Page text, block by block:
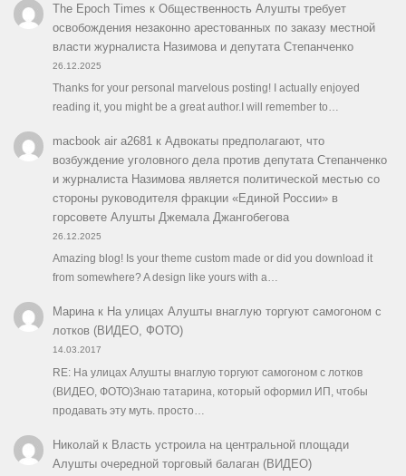
The Epoch Times к Общественность Алушты требует
освобождения незаконно арестованных по заказу местной
власти журналиста Назимова и депутата Степанченко
26.12.2025
Thanks for your personal marvelous posting! I actually enjoyed
reading it, you might be a great author.I will remember to…
macbook air a2681к Адвокаты предполагают, что
возбуждение уголовного дела против депутата Степанченко
и журналиста Назимова является политической местью со
стороны руководителя фракции «Единой России» в
горсовете Алушты Джемала Джангобегова
26.12.2025
Amazing blog! Is your theme custom made or did you download it
from somewhere? A design like yours with a…
Маринак На улицах Алушты внаглую торгуют самогоном с
лотков (ВИДЕО, ФОТО)
14.03.2017
RE: На улицах Алушты внаглую торгуют самогоном с лотков
(ВИДЕО, ФОТО)Знаю татарина, который оформил ИП, чтобы
продавать эту муть. просто…
Николайк Власть устроила на центральной площади
Алушты очередной торговый балаган (ВИДЕО)